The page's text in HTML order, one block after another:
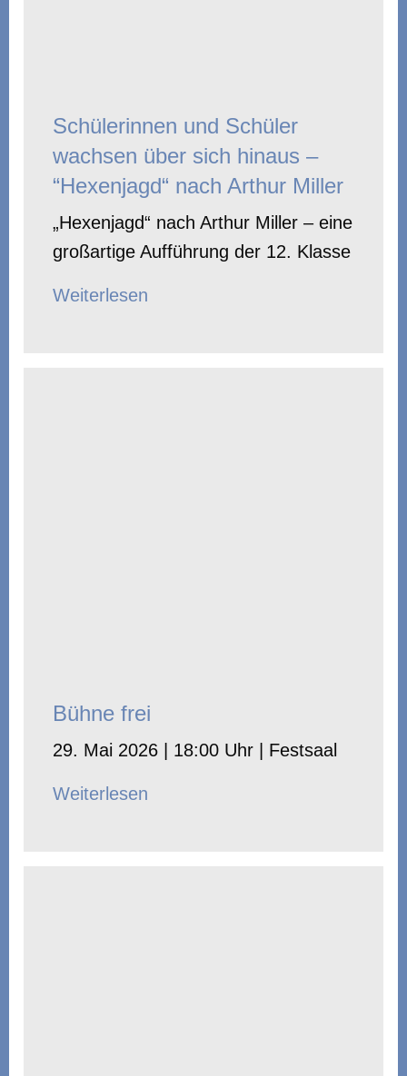
Schülerinnen und Schüler
wachsen über sich hinaus –
“Hexenjagd“ nach Arthur Miller
„Hexenjagd“ nach Arthur Miller – eine
großartige Aufführung der 12. Klasse
Weiterlesen
Bühne frei
29. Mai 2026 | 18:00 Uhr | Festsaal
Weiterlesen